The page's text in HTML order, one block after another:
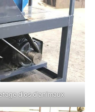
d'os d'animaux